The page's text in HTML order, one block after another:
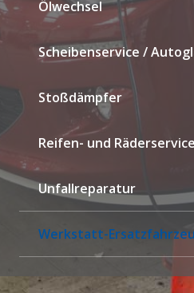
Ölwechsel
Scheibenservice /
Stoßdämpfer
Reifen- und Räderservice
Unfallreparatur
Werkstatt-